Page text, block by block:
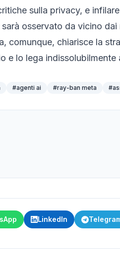
sulla privacy, e
osservato da vicino
comunque, chiarisce la
e lo lega indissolubilmente
#agenti ai #ray-ban meta #
LinkedIn